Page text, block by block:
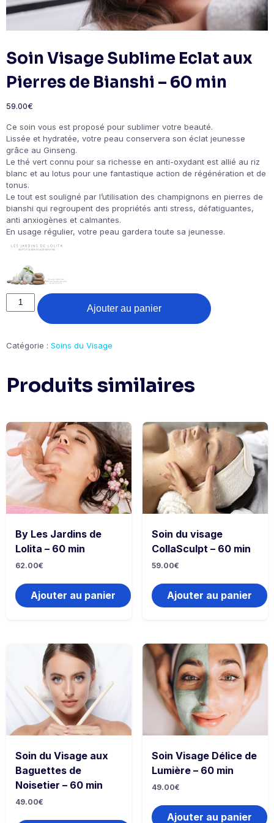
Soin Visage Sublime Eclat aux
Pierres de Bianshi – 60 min
59.00€
Ce soin vous est proposé pour sublimer votre beauté.
Lissée et hydratée, votre peau conservera son éclat jeunesse
grâce au Ginseng.
Le thé vert connu pour sa richesse en anti-oxydant est allié au riz
blanc et au lotus pour une fantastique action de régénération et de
tonus.
Le tout est souligné par l’utilisation des champignons en pierres de
bianshi qui regroupent des propriétés anti stress, défatiguantes,
anti anxiogènes et calmantes.
En usage régulier, votre peau gardera toute sa jeunesse.
quantité
de
Sublime
Pierres
de
60
Ajouter au panier
Catégorie : Soins du Visage
Produits similaires
By Les Jardins de
Lolita – 60 min
62.00€
Ajouter au panier
Soin du visage
CollaSculpt – 60 min
59.00€
Ajouter au panier
Soin du Visage aux
Baguettes de
Noisetier – 60 min
49.00€
Soin Visage Délice de
Lumière – 60 min
49.00€
Ajouter au panier